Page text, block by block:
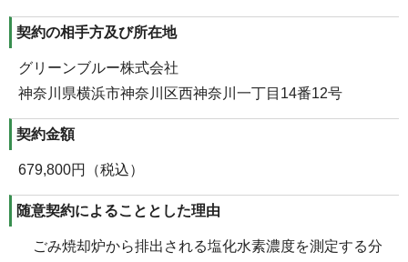
契約の相手方及び所在地
グリーンブルー株式会社
神奈川県横浜市神奈川区西神奈川一丁目14番12号
契約金額
679,800円（税込）
随意契約によることとした理由
ごみ焼却炉から排出される塩化水素濃度を測定する分